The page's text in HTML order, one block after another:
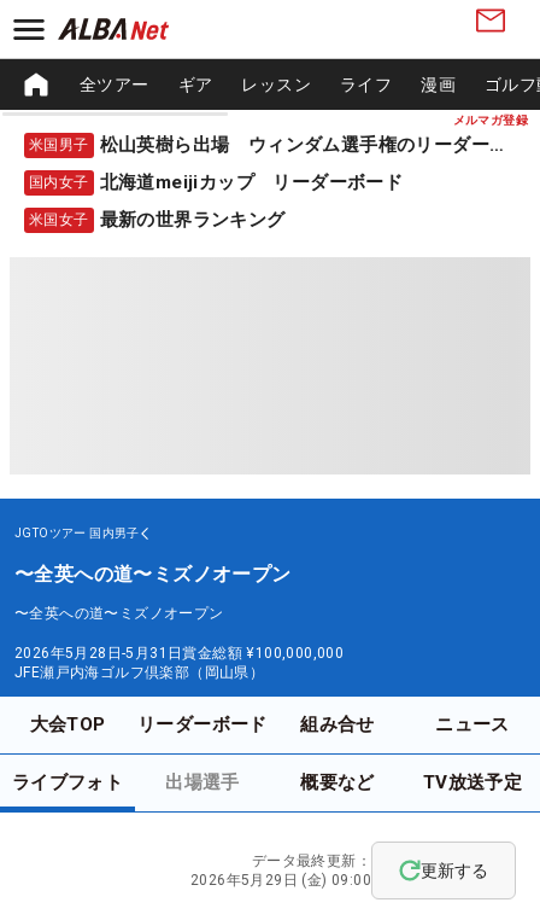
メルマガ登録
全ツアー ギア レッスン ライフ 漫画 ゴル
米国男子 松山英樹ら出場 ウィンダム選手権のリーダーボード
国内女子 北海道meijiカップ リーダーボード
米国女子 最新の世界ランキング
JGTOツアー 国内男子
〜全英への道〜ミズノオープン
〜全英への道〜ミズノオープン
2026年5月28日-5月31日賞金総額 ¥100,000,000
JFE瀬戸内海ゴルフ倶楽部（岡山県）
大会TOP リーダーボード 組み合せ ニュース
ライブフォト 出場選手 概要など TV放送予定
データ最終更新：
2026年5月29日 (金) 09:00
更新する